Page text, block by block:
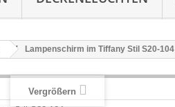
Lampenschirm im Tiffany Stil S20-104
Vergrößern